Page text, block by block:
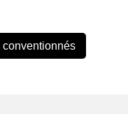
conventionnés